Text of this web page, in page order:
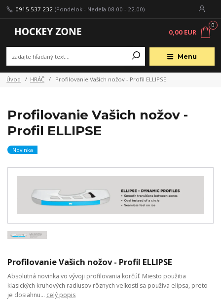
Menu
0915 537 232 (Pondelok - Nedeľa 08.00 - 22.00)
0
0,00 EUR
Úvod HRÁČ Profilovanie Vašich nožov - Profil ELLIPSE
Profilovanie Vašich nožov -
Profil ELLIPSE
Novinka
Profilovanie Vašich nožov - Profil ELLIPSE
Absolutná novinka vo vývoji profilovania korčúľ. Miesto použitia
klasických kruhových radiusov rôznych veľkostí sa použiva elipsa, preto
je dosiahnu... celý popis